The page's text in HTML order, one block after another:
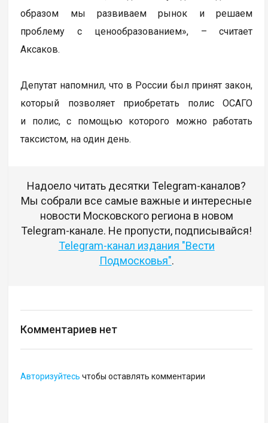
образом мы развиваем рынок и решаем
проблему с ценообразованием», – считает
Аксаков.
Депутат напомнил, что в России был принят закон,
который позволяет приобретать полис ОСАГО
и полис, с помощью которого можно работать
таксистом, на один день.
Надоело читать десятки Telegram-каналов?
Мы собрали все самые важные и интересные
новости Московского региона в новом
Telegram-канале. Не пропусти, подписывайся!
Telegram-канал издания "Вести
Подмосковья".
Комментариев нет
Авторизуйтесь чтобы оставлять комментарии